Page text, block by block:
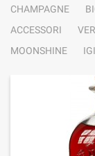
CHAMPAGNE
ACCESSORI
MOONSHINE